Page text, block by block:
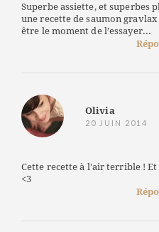
Superbe assiette, et superbes
une recette de saumon
être le moment de l’essayer...
Olivia
20 JUIN 2014
Cette recette à l'air terrible !
<3